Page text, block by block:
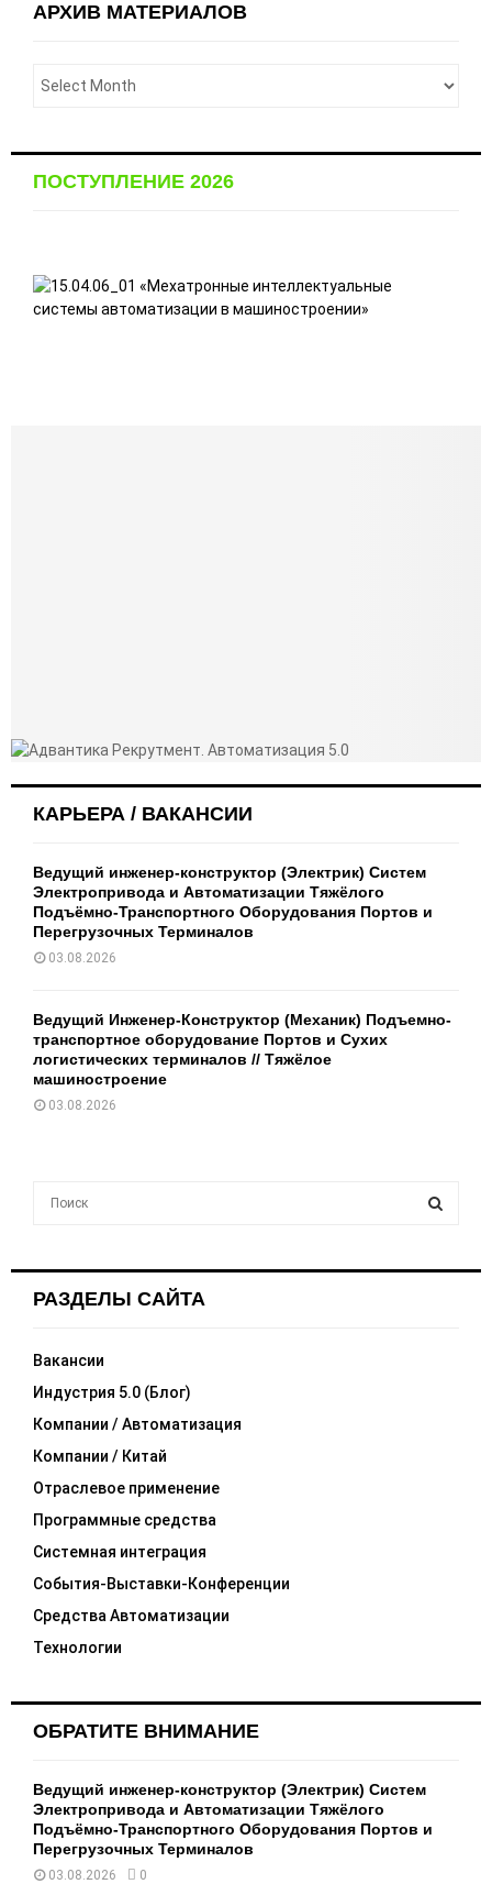
АРХИВ МАТЕРИАЛОВ
ПОСТУПЛЕНИЕ 2026
КАРЬЕРА / ВАКАНСИИ
Ведущий инженер-конструктор (Электрик) Систем
Электропривода и Автоматизации Тяжёлого
Подъёмно-Транспортного Оборудования Портов и
Перегрузочных Терминалов
03.08.2026
Ведущий Инженер-Конструктор (Механик) Подъемно-
транспортное оборудование Портов и Сухих
логистических терминалов // Тяжёлое
машиностроение
03.08.2026
h
o
:
РАЗДЕЛЫ САЙТА
Вакансии
Индустрия 5.0 (Блог)
Компании / Автоматизация
Компании / Китай
Отраслевое применение
Программные средства
Системная интеграция
События-Выставки-Конференции
Средства Автоматизации
Технологии
ОБРАТИТЕ ВНИМАНИЕ
Ведущий инженер-конструктор (Электрик) Систем
Электропривода и Автоматизации Тяжёлого
Подъёмно-Транспортного Оборудования Портов и
Перегрузочных Терминалов
03.08.2026 0